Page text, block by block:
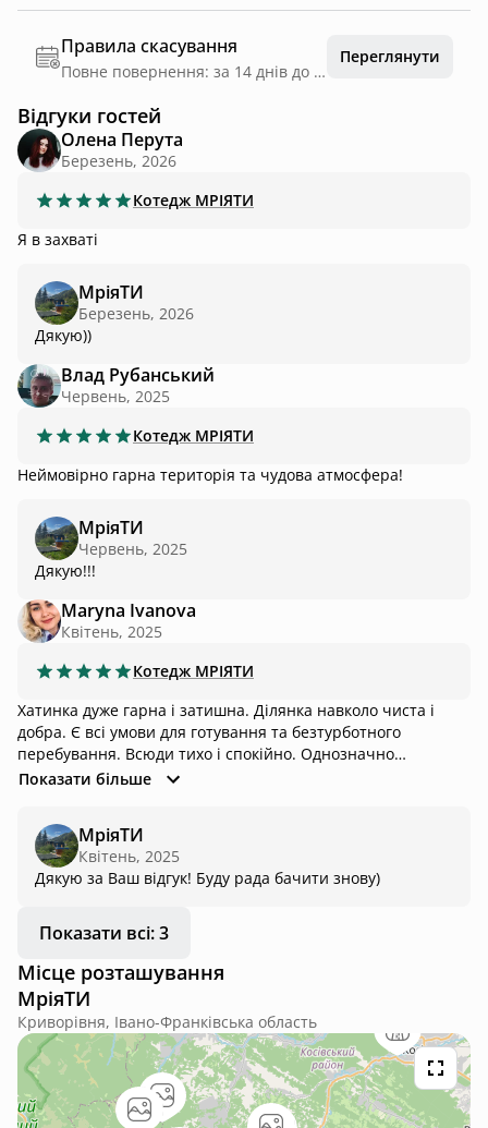
Правила скасування
Повне повернення: за 14 днів до дати заїзду
Переглянути
Відгуки гостей
Олена Перута
Березень, 2026
Котедж MРІЯТИ
Я в захваті
МріяТИ
Березень, 2026
Дякую))
Влад Рубанський
Червень, 2025
Котедж MРІЯТИ
Неймовірно гарна територія та чудова атмосфера!
МріяТИ
Червень, 2025
Дякую!!!
Maryna Ivanova
Квітень, 2025
Котедж MРІЯТИ
Хатинка дуже гарна і затишна. Ділянка навколо чиста і
добра. Є всі умови для готування та безтурботного
перебування. Всюди тихо і спокійно. Однозначно
рекомендую залишитись!
Показати більше
МріяТИ
Квітень, 2025
Дякую за Ваш відгук! Буду рада бачити знову)
Показати всі: 3
Місце розташування
МріяТИ
Криворівня, Івано-Франківська область